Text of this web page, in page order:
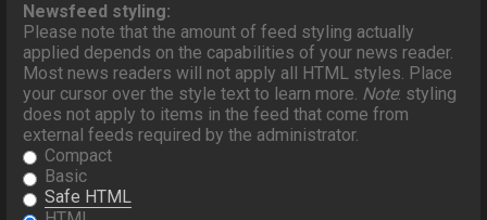
Newsfeed styling:
Please note that the amount of feed styling actually
applied depends on the capabilities of your news reader.
Most news readers will not apply all HTML styles. Place
your cursor over the style text to learn more. Note: styling
does not apply to items in the feed that come from
external feeds required by the administrator.
Compact
Basic
Safe HTML